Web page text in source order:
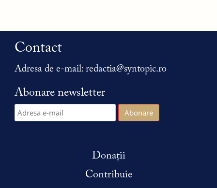
Contact
Adresa de e-mail: redactia@syntopic.ro
Abonare newsletter
Donații
Contribuie